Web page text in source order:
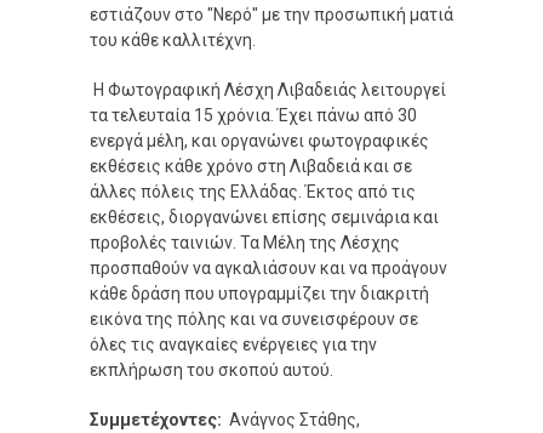
εστιάζουν στο "Νερό" με την προσωπική ματιά
του κάθε καλλιτέχνη.
Η Φωτογραφική Λέσχη Λιβαδειάς λειτουργεί
τα τελευταία 15 χρόνια. Έχει πάνω από 30
ενεργά μέλη, και οργανώνει φωτογραφικές
εκθέσεις κάθε χρόνο στη Λιβαδειά και σε
άλλες πόλεις της Ελλάδας. Έκτος από τις
εκθέσεις, διοργανώνει επίσης σεμινάρια και
προβολές ταινιών. Τα Μέλη της Λέσχης
προσπαθούν να αγκαλιάσουν και να προάγουν
κάθε δράση που υπογραμμίζει την διακριτή
εικόνα της πόλης και να συνεισφέρουν σε
όλες τις αναγκαίες ενέργειες για την
εκπλήρωση του σκοπού αυτού.
Συμμετέχοντες: Ανάγνος Στάθης,